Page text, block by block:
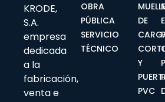
KRODE,
S.A.
empresa
dedicada
a la
fabricación,
venta e
OBRA
PÚBLICA
SERVICIO
TÉCNICO
DE
Y
PVC